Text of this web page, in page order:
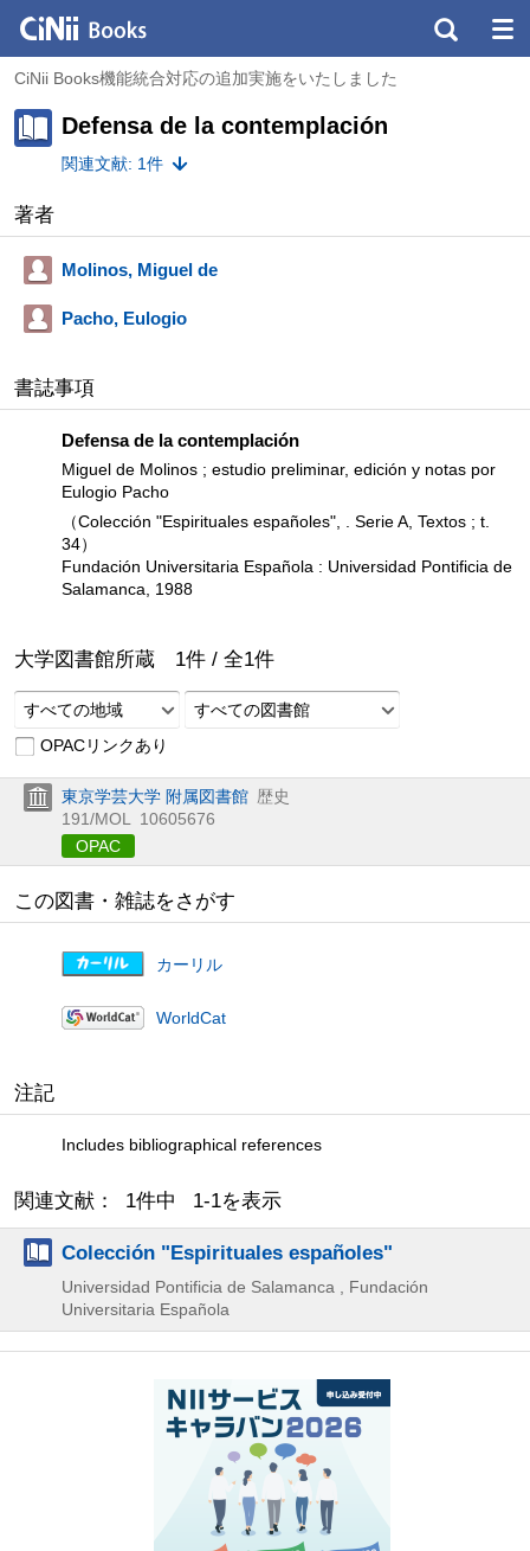
CiNii Books機能統合対応の追加実施をいたしました
Defensa de la contemplación
関連文献: 1件
著者
Molinos, Miguel de
Pacho, Eulogio
書誌事項
Defensa de la contemplación
Miguel de Molinos ; estudio preliminar, edición y notas por
Eulogio Pacho
（Colección "Espirituales españoles", . Serie A, Textos ; t.
34）
Fundación Universitaria Española : Universidad Pontificia de
Salamanca, 1988
大学図書館所蔵 1件 / 全1件
すべての地域
すべての図書館
OPACリンクあり
東京学芸大学 附属図書館 歴史
191/MOL
10605676
OPAC
この図書・雑誌をさがす
カーリル
WorldCat
注記
Includes bibliographical references
関連文献： 1件中 1-1を表示
Colección "Espirituales españoles"
Universidad Pontificia de Salamanca , Fundación
Universitaria Española